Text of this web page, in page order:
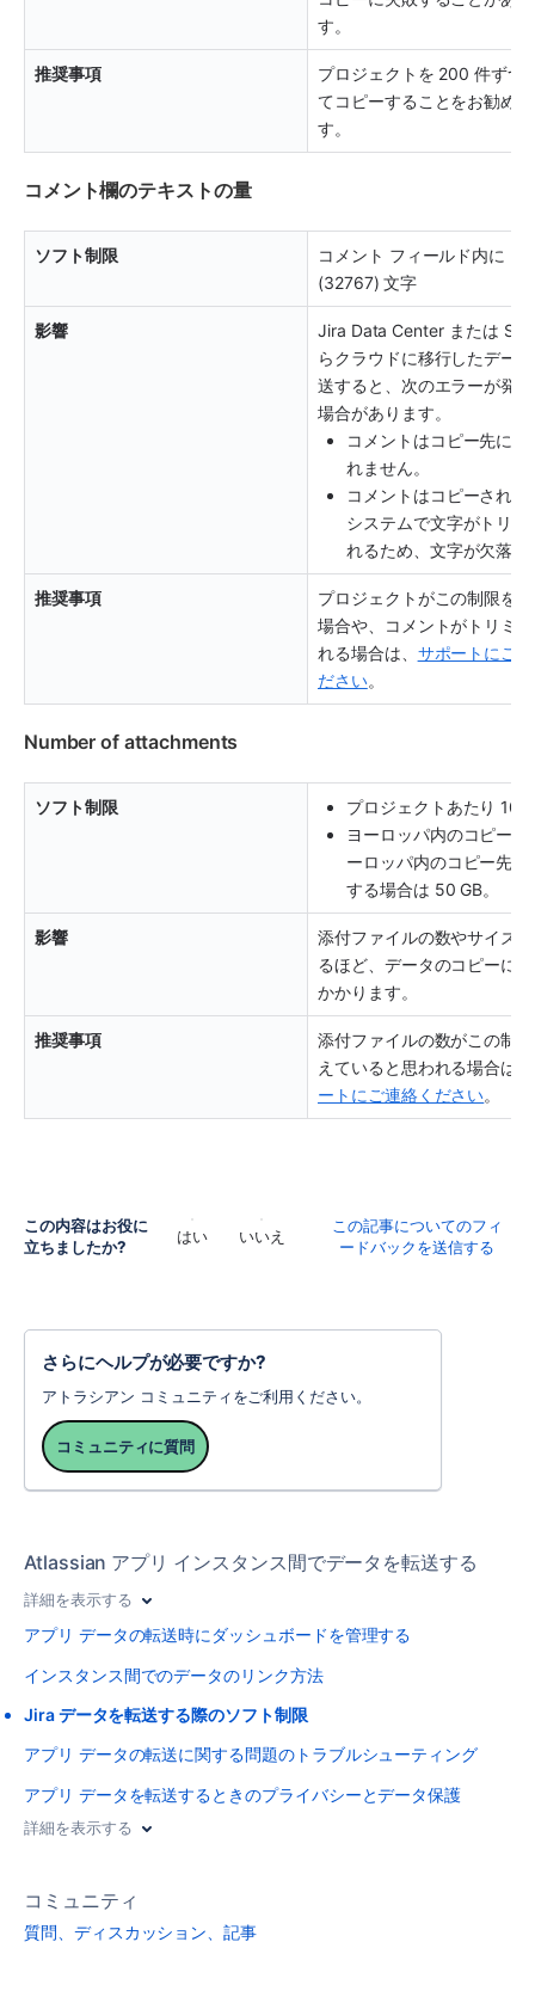
す。
推奨事項
プロジェクトを 200 件ずつ
てコピーすることをお勧め
す。
コメント欄のテキストの量
ソフト制限
コメント フィールド内に 32
(32767) 文字
影響
Jira Data Center または
らクラウドに移行したデー
送すると、次のエラーが発
場合があります。
コメントはコピー先にコ
れません。
コメントはコピーされま
システムで文字がトリミ
れるため、文字が欠落し
推奨事項
プロジェクトがこの制限を
場合や、コメントがトリミ
れる場合は、 サポートにご
ださい。
Number of attachments
ソフト制限
プロジェクトあたり 100
ヨーロッパ内のコピー元
ーロッパ内のコピー先に
する場合は 50 GB。
影響
添付ファイルの数やサイズ
るほど、データのコピーに
かかります。
推奨事項
添付ファイルの数がこの制
えていると思われる場合は、
ートにご連絡ください。
この内容はお役に
立ちましたか?
はい いいえ
この記事についてのフィ
ードバックを送信する
さらにヘルプが必要ですか?
アトラシアン コミュニティをご利用ください。
コミュニティに質問
Atlassian アプリ インスタンス間でデータを転送する
詳細を表示する
アプリ データの転送時にダッシュボードを管理する
インスタンス間でのデータのリンク方法
Jira データを転送する際のソフト制限
アプリ データの転送に関する問題のトラブルシューティング
アプリ データを転送するときのプライバシーとデータ保護
詳細を表示する
コミュニティ
質問、ディスカッション、記事